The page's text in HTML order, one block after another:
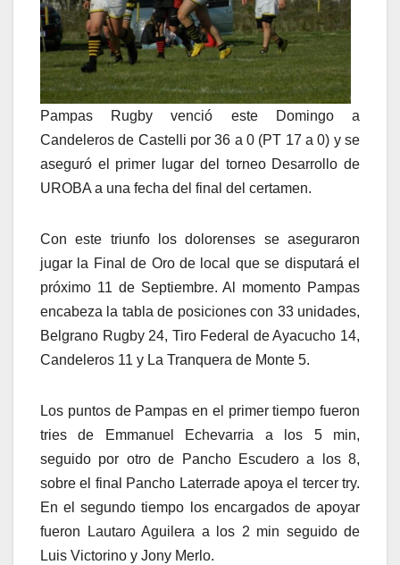
Pampas Rugby venció este Domingo a
Candeleros de Castelli por 36 a 0 (PT 17 a 0) y se
aseguró el primer lugar del torneo Desarrollo de
UROBA a una fecha del final del certamen.
Con este triunfo los dolorenses se aseguraron
jugar la Final de Oro de local que se disputará el
próximo 11 de Septiembre. Al momento Pampas
encabeza la tabla de posiciones con 33 unidades,
Belgrano Rugby 24, Tiro Federal de Ayacucho 14,
Candeleros 11 y La Tranquera de Monte 5.
Los puntos de Pampas en el primer tiempo fueron
tries de Emmanuel Echevarria a los 5 min,
seguido por otro de Pancho Escudero a los 8,
sobre el final Pancho Laterrade apoya el tercer try.
En el segundo tiempo los encargados de apoyar
fueron Lautaro Aguilera a los 2 min seguido de
Luis Victorino y Jony Merlo.